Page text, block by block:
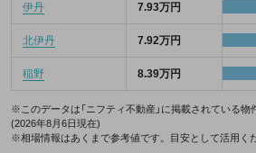
伊丹 7.93万円
北伊丹 7.92万円
稲野 8.39万円
※このデータは「ニフティ不動産」に掲載されている物
(2026年8月6日現在)
※相場情報はあくまで参考値です。目安として活用く